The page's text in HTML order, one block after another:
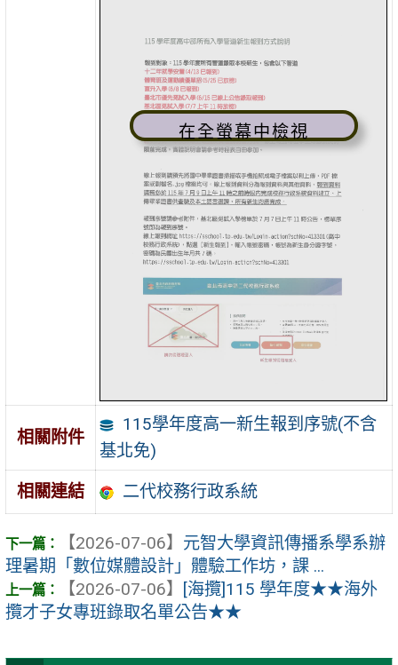
在全螢幕中檢視
相關附件
115學年度高一新生報到序號(不含
基北免)
相關連結 二代校務行政系統
【2026-07-06】 元智大學資訊傳播系學系辦
理暑期「數位媒體設計」體驗工作坊，課 ...
【2026-07-06】 [海攬]115 學年度★★海外
攬才子女專班錄取名單公告★★